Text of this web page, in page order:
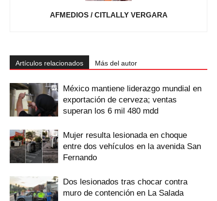
AFMEDIOS / CITLALLY VERGARA
Artículos relacionados Más del autor
México mantiene liderazgo mundial en
exportación de cerveza; ventas
superan los 6 mil 480 mdd
Mujer resulta lesionada en choque
entre dos vehículos en la avenida San
Fernando
Dos lesionados tras chocar contra
muro de contención en La Salada